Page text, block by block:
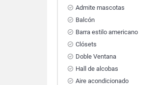
Admite mascotas
Balcón
Barra estilo americano
Clósets
Doble Ventana
Hall de alcobas
Aire acondicionado